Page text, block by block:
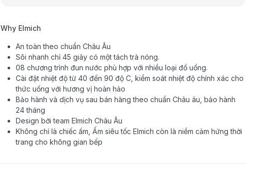
Why Elmich
An toàn theo chuẩn Châu Âu
Sôi nhanh chỉ 45 giây có một tách trà nóng.
08 chương trình đun nước phù hợp với nhiều loại đồ uống.
Cài đặt nhiệt độ từ 40 đến 90 độ C, kiểm soát nhiệt độ chính xác cho
thức uống với hương vị hoàn hảo
Bảo hành và dịch vụ sau bán hàng theo chuẩn Châu âu, bảo hành
24 tháng
Design bởi team Elmich Châu Âu
Không chỉ là chiếc ấm, Ấm siêu tốc Elmich còn là niềm cảm hứng thời
trang cho không gian bếp